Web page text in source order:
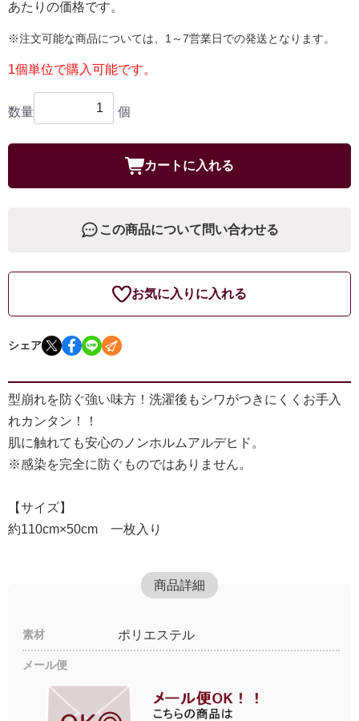
あたりの価格です。
※注文可能な商品については、1～7営業日での発送となります。
1個単位で購入可能です。
数量 個
カートに入れる
この商品について問い合わせる
お気に入りに入れる
シェア
型崩れを防ぐ強い味方！洗濯後もシワがつきにくくお手入
れカンタン！！
肌に触れても安心のノンホルムアルデヒド。
※感染を完全に防ぐものではありません。
【サイズ】
約110cm×50cm 一枚入り
商品詳細
素材 ポリエステル
メール便